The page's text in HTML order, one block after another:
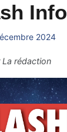
Info
2024
La rédaction